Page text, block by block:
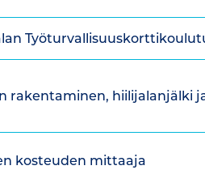
rakentaminen, hiilijalanjälki
kosteuden mittaaja